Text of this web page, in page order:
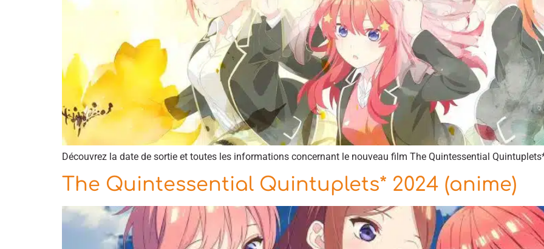
Découvrez la date de sortie et toutes les informations concernant le nouveau film The Quintessential
The Quintessential Quintuplets* 2024 (anime)